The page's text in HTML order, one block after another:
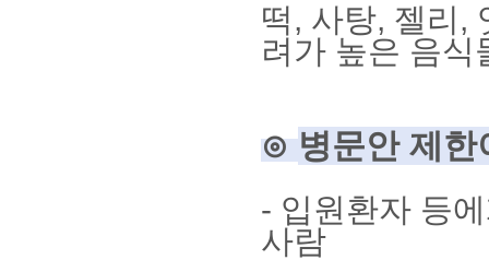
떡, 사탕, 젤리 ,
려가 높은 음식
⊙ 병문안 제
- 입원환자 등
사람